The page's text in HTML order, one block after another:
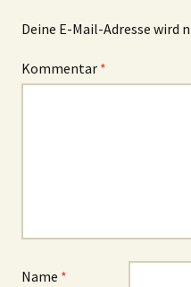
Deine E-Mail-Adresse wird
Kommentar *
Name *